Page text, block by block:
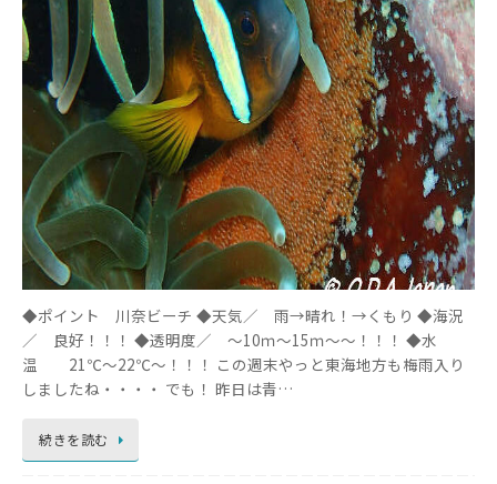
◆ポイント 川奈ビーチ ◆天気／ 雨→晴れ！→くもり ◆海況
／ 良好！！！ ◆透明度／ ～10ｍ～15ｍ～～！！！ ◆水
温 21℃～22℃～！！！ この週末やっと東海地方も梅雨入り
しましたね・・・・ でも！ 昨日は青…
続きを読む